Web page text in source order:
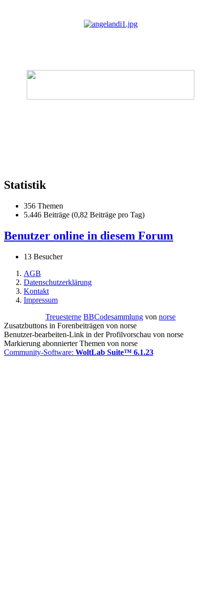
Statistik
356 Themen
5.446 Beiträge (0,82 Beiträge pro Tag)
Benutzer online in diesem Forum
13 Besucher
AGB
Datenschutzerklärung
Kontakt
Impressum
Treuesterne BBCodesammlung von norse
Zusatzbuttons in Forenbeiträgen von norse
Benutzer-bearbeiten-Link in der Profilvorschau von norse
Markierung abonnierter Themen von norse
Community-Software: WoltLab Suite™ 6.1.23